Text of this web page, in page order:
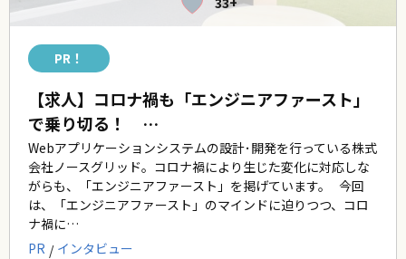
PR！
【求人】コロナ禍も「エンジニアファースト」
で乗り切る！ …
Webアプリケーションシステムの設計･開発を行っている株式
会社ノースグリッド。コロナ禍により生じた変化に対応しな
がらも、「エンジニアファースト」を掲げています。 今回
は、「エンジニアファースト」のマインドに迫りつつ、コロ
ナ禍に…
PR
インタビュー